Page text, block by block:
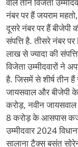
वाले तीन विजेता
नंबर पर हैं जयराम
दूसरे नंबर पर हैं बीजेपी
संपत्ति है. तीसरे नंबर
लाख से ज्यादा की
विजेता उम्मीदवारों ने
है. जिसमें से शीर्ष तीन
जायसवाल और बीजेपी
करोड़, नवीन
8 करोड़ के आसपास
उम्मीदवार 2024
सालाना टैक्स बसंत